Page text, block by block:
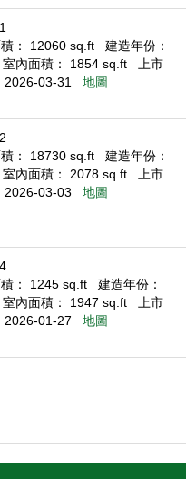
： 12060 sq.ft
建造年份：
室內面積： 1854 sq.ft
上市
2026-03-31
地圖
： 18730 sq.ft
建造年份：
室內面積： 2078 sq.ft
上市
2026-03-03
地圖
： 1245 sq.ft
建造年份：
室內面積： 1947 sq.ft
上市
2026-01-27
地圖